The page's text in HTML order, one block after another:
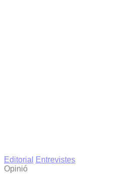
Editorial
Entrevistes
Opinió